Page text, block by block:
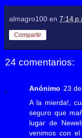
almagro100 en 7:14
Compartir
24 comentarios:
Anónimo 23
A la mierda!,
seguro que
lugar de
venimos con